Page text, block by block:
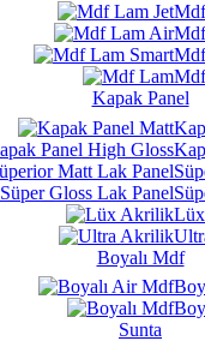
Kapak Panel
Boyalı Mdf
Sunta